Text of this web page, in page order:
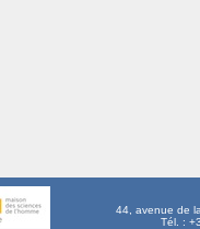
44, avenue de
Tél. :